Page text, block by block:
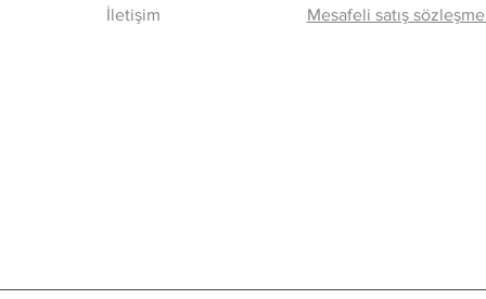
İletişim
Mesafeli satış